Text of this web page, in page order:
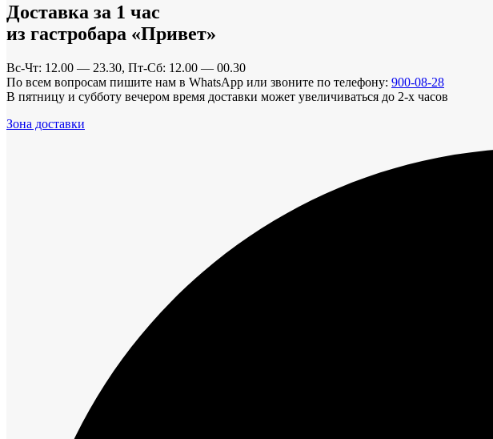
Доставка за 1 час
из гастробара «Привет»
Вс-Чт: 12.00 — 23.30, Пт-Сб: 12.00 — 00.30
По всем вопросам пишите нам в WhatsApp или звоните по телефону: 900-08-28
В пятницу и субботу вечером время доставки может увеличиваться до 2-х часов
Зона доставки